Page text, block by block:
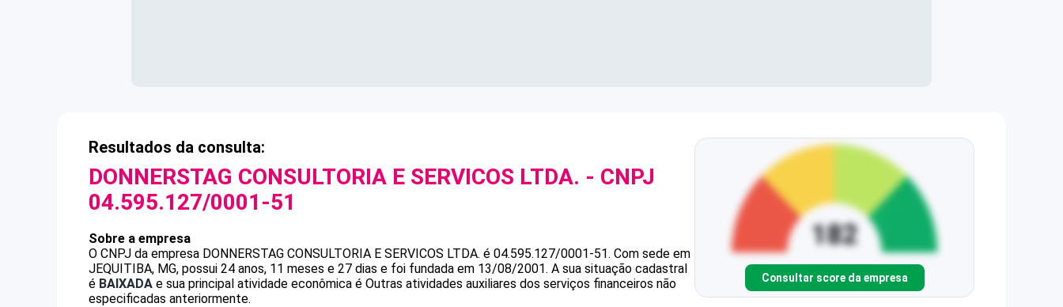
Resultados da consulta:
DONNERSTAG CONSULTORIA E SERVICOS LTDA. - CNPJ
04.595.127/0001-51
Sobre a empresa
O CNPJ da empresa DONNERSTAG CONSULTORIA E SERVICOS LTDA. é 04.595.127/0001-51. Com sede em
JEQUITIBA, MG, possui 24 anos, 11 meses e 27 dias e foi fundada em 13/08/2001. A sua situação cadastral
é BAIXADA e sua principal atividade econômica é Outras atividades auxiliares dos serviços financeiros não
especificadas anteriormente.
Consultar score da empresa